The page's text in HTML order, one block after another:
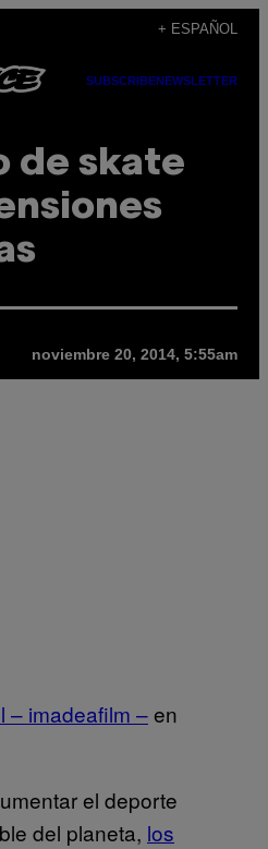
+ ESPAÑOL
SUBSCRIBENEWSLETTER
de skate
noviembre 20, 2014, 5:55am
– imadeafilm –en
el deporte
del planeta, los